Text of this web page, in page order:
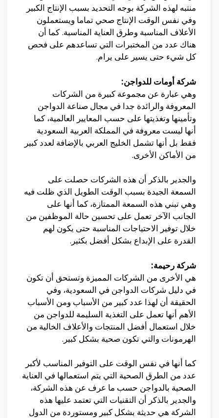
منتبه لهذه الشركة بوجه التحديد بسبب الإنتاج الكبير
وفي نفس الوقت الإنتاج صحي تماما ويستعملون
الأعلاف المناسبة وطرق العناية المناسبة. كما أن
هناك عدد من المختبرات التي تساعدهم على فحص
كل شيء حتى يسير على يرام.
شركة أومات للدواجن:
وهي عبارة عن مجموعة كبيرة من الشركات
المعروفة والرائدة جدا في مجال صناعة الدواجن
وتأمينها وتغذيتها على حسب المعايير العالمية، كما
أنها ليست معروفة في المملكة العربية السعودية
فقط بل أنها تشمل الخليج العربي بالإضافة لعدد كبير
من الأماكن الأخرى.
والجدير بالذكر أن هذه الشركات حصلت على
السمعة الجيدة بسبب الوقت الطويل الذي ظلت فيه
وهي تبني هذه السمعة الممتازة، كما أنها على
الجانب الآخر تعمل على تحسين حالة الموظفين من
خلال توفير الاحتياجات المناسبة حتى يكون لهم
القدرة على الإبداع بشكل أفضل بكثير.
شركة رحيمة:
هي الأخرى من الشركات المميزة وتستحق أن تكون
في دليل شركات الدواجن في السعودية، وفي
الحقيقة أن لهذا عدد كبير من الأسباب ومن الأسباب
الأهم أنها تعمل على التغذية السليمة للدواجن من
خلال استعمال أفضل المنتجات والأعلاف الخالية من
الهرمونات والتي تكون صحية بشكل كبير.
كما أنها في نفس الوقت على التوفير المناسب لأكبر
عدد من الطرق الصحية التي يتم استعمالها في العناية
الصحية بالدواجن حسب ما عرف عن هذه الشركة،
والجدير بالذكر أن التقنيات التي تعتمد عليها هذه
الشركة هي حديثة بشكل كبير ومستوردة من الدول